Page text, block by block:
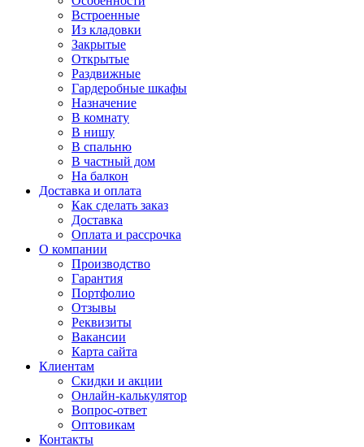
Встроенные
Из кладовки
Закрытые
Открытые
Раздвижные
Гардеробные шкафы
Назначение
В комнату
В нишу
В спальню
В частный дом
На балкон
Доставка и оплата
Как сделать заказ
Доставка
Оплата и рассрочка
О компании
Производство
Гарантия
Портфолио
Отзывы
Реквизиты
Вакансии
Карта сайта
Клиентам
Скидки и акции
Онлайн-калькулятор
Вопрос-ответ
Оптовикам
Контакты